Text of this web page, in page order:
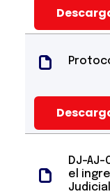
DJ-AJ-
el
Judicial